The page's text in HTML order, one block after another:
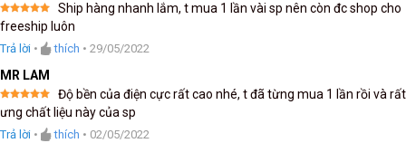
Được xếp
hạng55
sao
Ship hàng nhanh lắm, t mua 1 lần vài sp nên còn đc shop cho
freeship luôn
Trả lời • thích • 29/05/2022
MR LAM
Được xếp
hạng 55
sao
Độ bền của điện cực rất cao nhé, t đã từng mua 1 lần rồi và rất
ưng chất liệu này của sp
Trả lời • thích • 02/05/2022